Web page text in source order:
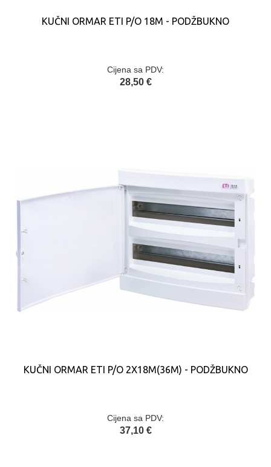
KUČNI ORMAR ETI P/O 18M - PODŽBUKNO
Cijena sa PDV:
28,50 €
KUČNI ORMAR ETI P/O 2X18M(36M) - PODŽBUKNO
Cijena sa PDV:
37,10 €